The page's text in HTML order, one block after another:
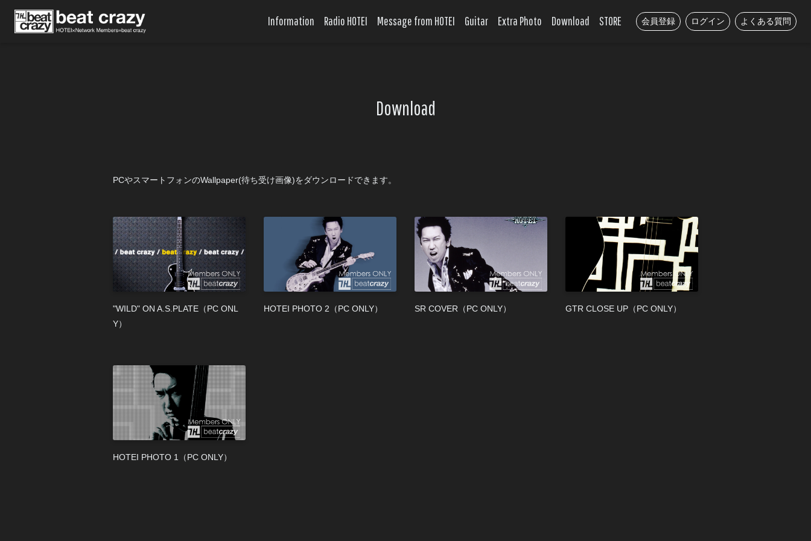
Information Radio HOTEI Message from HOTEI Guitar Extra Photo Download STORE 会員登録 ログイン よくある質問
Download
PCやスマートフォンのWallpaper(待ち受け画像)をダウンロードできます。
"WILD" ON A.S.PLATE（PC ONL
Y）
HOTEI PHOTO 2（PC ONLY） SR COVER（PC ONLY） GTR CLOSE UP（PC ONLY）
HOTEI PHOTO 1（PC ONLY）